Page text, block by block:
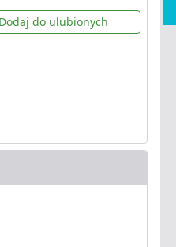
Dodaj do ulubionych